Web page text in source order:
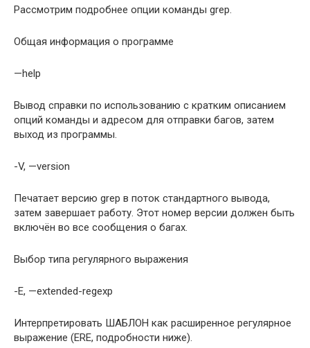
Рассмотрим подробнее опции команды grep.
Общая информация о программе
—help
Вывод справки по использованию с кратким описанием
опций команды и адресом для отправки багов, затем
выход из программы.
-V, —version
Печатает версию grep в поток стандартного вывода,
затем завершает работу. Этот номер версии должен быть
включён во все сообщения о багах.
Выбор типа регулярного выражения
-E, —extended-regexp
Интерпретировать ШАБЛОН как расширенное регулярное
выражение (ERE, подробности ниже).